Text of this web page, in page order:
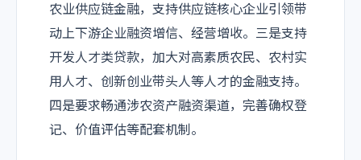
农业供应链金融，支持供应链核心企业引领带
动上下游企业融资增信、经营增收。三是支持
开发人才类贷款，加大对高素质农民、农村实
用人才、创新创业带头人等人才的金融支持。
四是要求畅通涉农资产融资渠道，完善确权登
记、价值评估等配套机制。